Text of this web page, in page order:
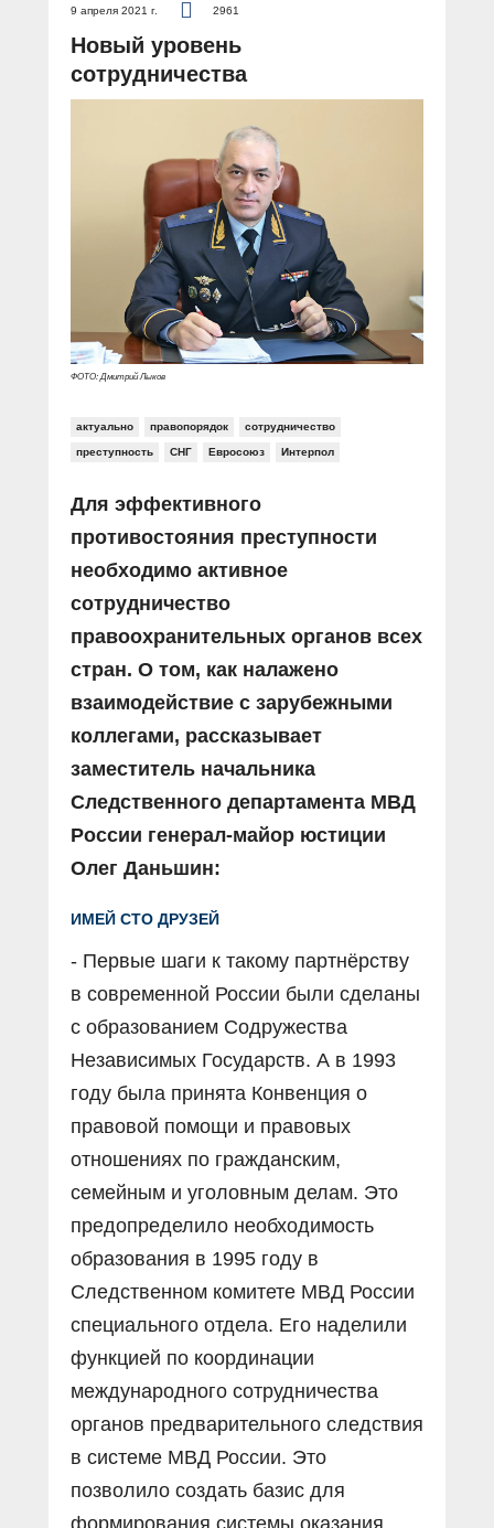
9 апреля 2021 г. 2961
Новый уровень
сотрудничества
ФОТО: Дмитрий Лыков
актуально правопорядок сотрудничество
преступность СНГ Евросоюз Интерпол
Для эффективного
противостояния преступности
необходимо активное
сотрудничество
правоохранительных органов всех
стран. О том, как налажено
взаимодействие с зарубежными
коллегами, рассказывает
заместитель начальника
Следственного департамента МВД
России генерал-майор юстиции
Олег Даньшин:
ИМЕЙ СТО ДРУЗЕЙ
- Первые шаги к такому партнёрству
в современной России были сделаны
с образованием Содружества
Независимых Государств. А в 1993
году была принята Конвенция о
правовой помощи и правовых
отношениях по гражданским,
семейным и уголовным делам. Это
предопределило необходимость
образования в 1995 году в
Следственном комитете МВД России
специального отдела. Его наделили
функцией по координации
международного сотрудничества
органов предварительного следствия
в системе МВД России. Это
позволило создать базис для
формирования системы оказания